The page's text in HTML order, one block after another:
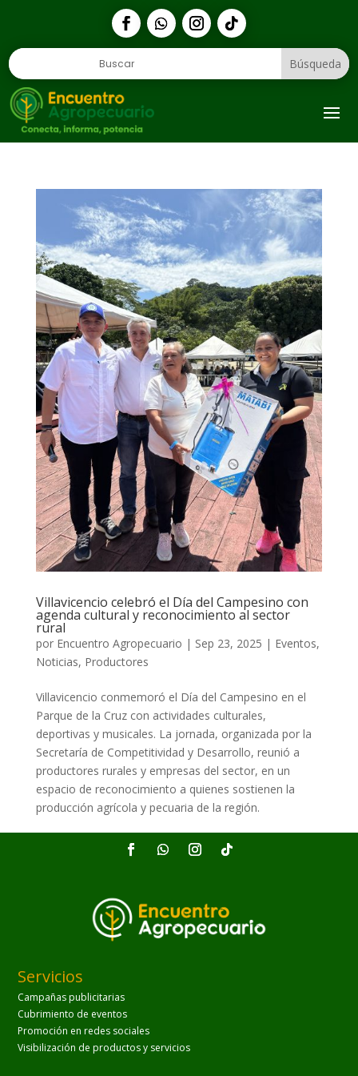
Villavicencio celebró el Día del Campesino con
agenda cultural y reconocimiento al sector
rural
por Encuentro Agropecuario | Sep 23, 2025 | Eventos,
Noticias, Productores
Villavicencio conmemoró el Día del Campesino en el
Parque de la Cruz con actividades culturales,
deportivas y musicales. La jornada, organizada por la
Secretaría de Competitividad y Desarrollo, reunió a
productores rurales y empresas del sector, en un
espacio de reconocimiento a quienes sostienen la
producción agrícola y pecuaria de la región.
Servicios
Campañas publicitarias
Cubrimiento de eventos
Promoción en redes sociales
Visibilización de productos y servicios